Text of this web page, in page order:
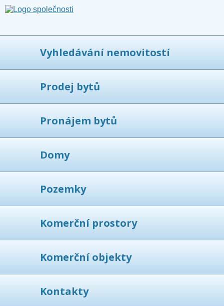
Vyhledávání nemovitostí
Prodej bytů
Pronájem bytů
Domy
Pozemky
Komerční prostory
Komerční objekty
Kontakty